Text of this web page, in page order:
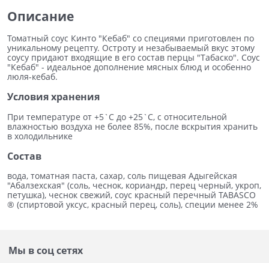
Описание
Томатный соус Кинто "Кебаб" со специями приготовлен по
уникальному рецепту. Остроту и незабываемый вкус этому
соусу придают входящие в его состав перцы "Табаско". Соус
"Кебаб" - идеальное дополнение мясных блюд и особенно
люля-кебаб.
Условия хранения
При температуре от +5`С до +25`С, с относительной
влажностью воздуха не более 85%, после вскрытия хранить
в холодильнике
Состав
вода, томатная паста, сахар, соль пищевая Адыгейская
"Абалзехская" (соль, чеснок, кориандр, перец черный, укроп,
петушка), чеснок свежий, соус красный перечный TABASCO
® (спиртовой уксус, красный перец, соль), специи менее 2%
Мы в соц сетях